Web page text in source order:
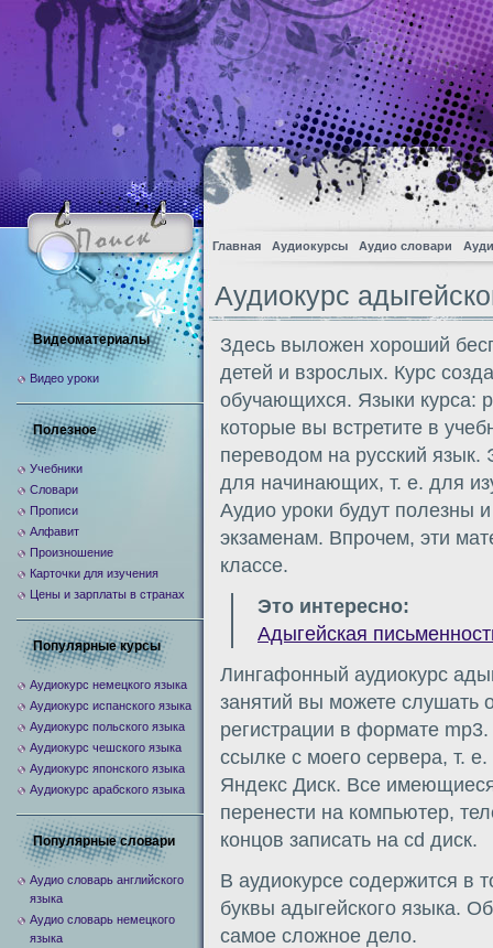
Главная Аудиокурсы Аудио словари
Аудиокурс
Здесь выложен хороший
детей и взрослых. Курс
обучающихся. Языки курса:
которые вы встретите в
переводом на русский язык.
для начинающих, т. е. для
Аудио уроки будут полезны
экзаменам. Впрочем, эти
классе.
Это интересно:
Адыгейская
Лингафонный аудиокурс
занятий вы можете слушать
регистрации в формате
ссылке с моего сервера, т.
Яндекс Диск. Все
перенести на компьютер,
концов записать на cd диск.
В аудиокурсе содержится в
буквы адыгейского языка.
самое сложное дело.
Видеоматериалы
Видео уроки
Полезное
Учебники
Словари
Прописи
Алфавит
Произношение
Карточки для изучения
Цены и зарплаты в странах
Популярные курсы
Аудиокурс немецкого языка
Аудиокурс испанского языка
Аудиокурс польского языка
Аудиокурс чешского языка
Аудиокурс японского языка
Аудиокурс арабского языка
Популярные словари
Аудио словарь английского
языка
Аудио словарь немецкого
языка